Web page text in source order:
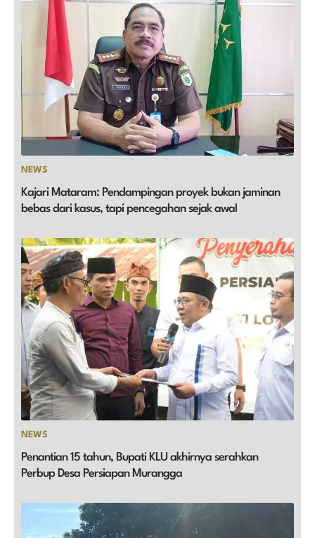
NEWS
Kajari Mataram: Pendampingan proyek bukan jaminan
bebas dari kasus, tapi pencegahan sejak awal
NEWS
Penantian 15 tahun, Bupati KLU akhirnya serahkan
Perbup Desa Persiapan Murangga